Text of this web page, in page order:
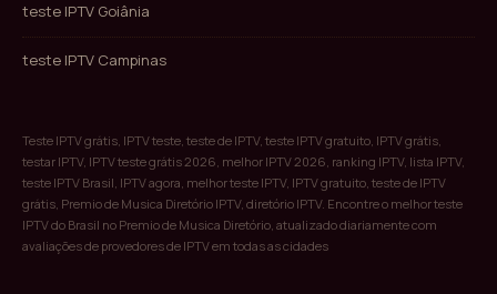
teste IPTV Goiânia
teste IPTV Campinas
Teste IPTV grátis, IPTV teste, teste de IPTV, teste IPTV gratuito, IPTV grátis,
testar IPTV, IPTV teste grátis 2026, melhor IPTV 2026, ranking IPTV, lista IPTV,
teste IPTV Brasil, IPTV agora, melhor teste IPTV, IPTV gratuito, teste de IPTV
grátis, Premio de Musica Diretório IPTV, diretório IPTV. Encontre o melhor teste
IPTV do Brasil no Premio de Musica Diretório, atualizado diariamente com
avaliações de provedores de IPTV em todas as cidades